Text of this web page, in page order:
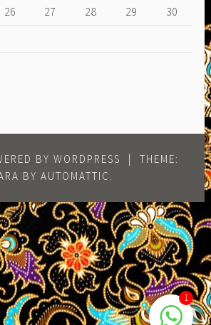
26 27 28 29
30
BY WORDPRESS
THEME:
BY AUTOMATTIC .
1